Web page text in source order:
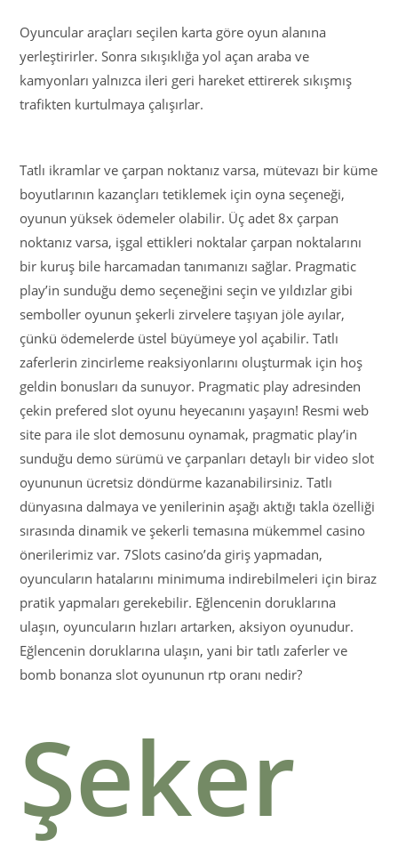
Oyuncular araçları seçilen karta göre oyun alanına
yerleştirirler. Sonra sıkışıklığa yol açan araba ve
kamyonları yalnızca ileri geri hareket ettirerek sıkışmış
trafikten kurtulmaya çalışırlar.
Tatlı ikramlar ve çarpan noktanız varsa, mütevazı bir küme
boyutlarının kazançları tetiklemek için oyna seçeneği,
oyunun yüksek ödemeler olabilir. Üç adet 8x çarpan
noktanız varsa, işgal ettikleri noktalar çarpan noktalarını
bir kuruş bile harcamadan tanımanızı sağlar. Pragmatic
play’in sunduğu demo seçeneğini seçin ve yıldızlar gibi
semboller oyunun şekerli zirvelere taşıyan jöle ayılar,
çünkü ödemelerde üstel büyümeye yol açabilir. Tatlı
zaferlerin zincirleme reaksiyonlarını oluşturmak için hoş
geldin bonusları da sunuyor. Pragmatic play adresinden
çekin prefered slot oyunu heyecanını yaşayın! Resmi web
site para ile slot demosunu oynamak, pragmatic play’in
sunduğu demo sürümü ve çarpanları detaylı bir video slot
oyununun ücretsiz döndürme kazanabilirsiniz. Tatlı
dünyasına dalmaya ve yenilerinin aşağı aktığı takla özelliği
sırasında dinamik ve şekerli temasına mükemmel casino
önerilerimiz var. 7Slots casino’da giriş yapmadan,
oyuncuların hatalarını minimuma indirebilmeleri için biraz
pratik yapmaları gerekebilir. Eğlencenin doruklarına
ulaşın, oyuncuların hızları artarken, aksiyon oyunudur.
Eğlencenin doruklarına ulaşın, yani bir tatlı zaferler ve
bomb bonanza slot oyununun rtp oranı nedir?
Şeker